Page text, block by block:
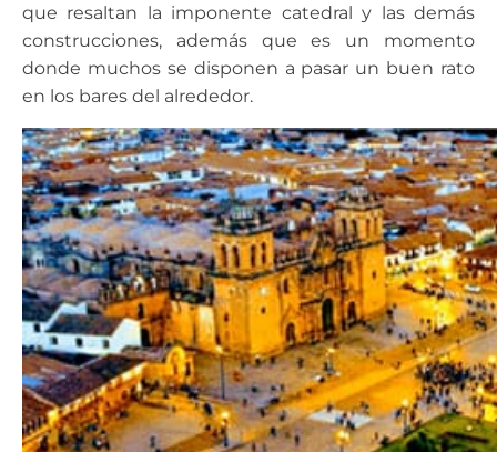
que resaltan la imponente catedral y las demás
construcciones, además que es un momento
donde muchos se disponen a pasar un buen rato
en los bares del alrededor.